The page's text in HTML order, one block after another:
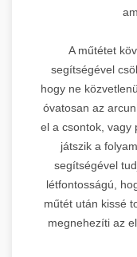
A műtétet
segítségével
hogy ne
óvatosan az
el a csontok, vagy
játszik a
segítségével
létfontosságú,
műtét után kissé
megnehezíti az